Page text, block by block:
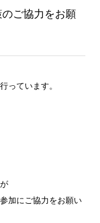
ご協力をお願
っています。
加にご協力をお願い